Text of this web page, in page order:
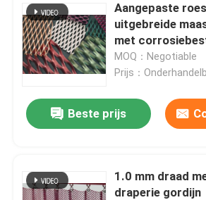
Aangepaste
uitgebreide
met
MOQ：Negotiable
Prijs：
Beste prijs
1.0 mm draad
draperie gordijn